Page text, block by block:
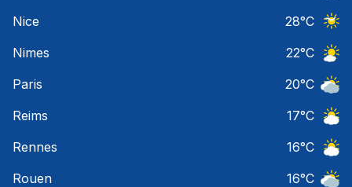
Nice
28°C
Nimes
22°C
Paris
20°C
Reims
17°C
Rennes
16°C
Rouen
16°C